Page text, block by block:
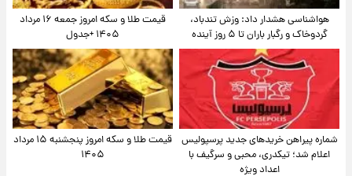
هواشناسی هشدار داد: وزش تندباد،
گردوخاک و رگبار باران تا ۵ روز آینده
قیمت طلا و سکه امروز جمعه ۱۶ مرداد
۱۴۰۵ +جدول
شماره پیراهن خریدهای جدید پرسپولیس
اعلام شد؛ تیکدری، محبی و سرگیف با
اعداد ویژه
قیمت طلا و سکه امروز پنجشنبه ۱۵ مرداد
۱۴۰۵